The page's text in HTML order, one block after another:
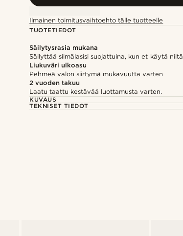
Ilmainen toimitusvaihtoehto tälle tuotteelle
TUOTETIEDOT
Säilytysrasia mukana
Säilyttää silmälasisi suojattuina, kun et käytä niitä
Liukuväri ulkoasu
Pehmeä valon siirtymä mukavuutta varten
2 vuoden takuu
Laatu taattu kestävää luottamusta varten.
KUVAUS
TEKNISET TIEDOT